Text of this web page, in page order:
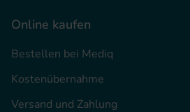
Online kaufen
Bestellen bei Mediq
Kostenübernahme
Versand und Zahlung